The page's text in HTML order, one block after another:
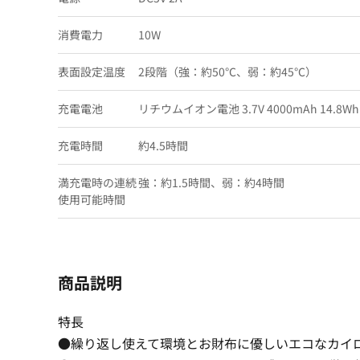
消費電力 10W
表面設定温度 2段階（強：約50℃、弱：約45℃）
充電電池 リチウムイオン電池 3.7V 4000mAh 14.8Wh
充電時間 約4.5時間
満充電時の連続
使用可能時間
強：約1.5時間、弱：約4時間
商品説明
特長
●繰り返し使えて環境とお財布に優しいエコなカイ